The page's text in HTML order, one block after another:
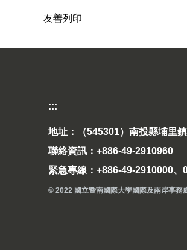
友善列印
:::
地址：（545301）南投縣埔里
聯絡資訊：+886-49-2910960
緊急專線：+886-49-2910000
© 2022 國立暨南國際大學國際及兩岸事